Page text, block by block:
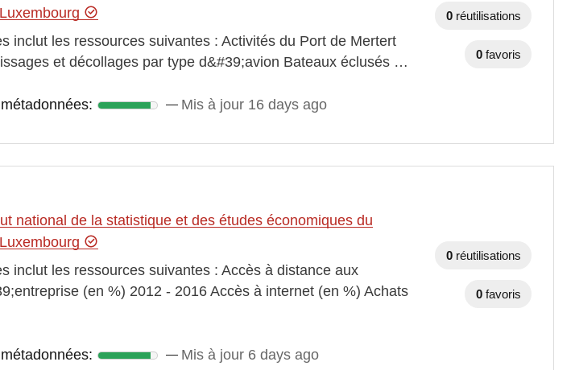
inclut les ressources suivantes : Activités du Port de Mertert
et décollages par type d&#39;avion Bateaux éclusés …
Mis à jour 16 days ago
0 réutilisations
0 favoris
national de la statistique et des études économiques du
inclut les ressources suivantes : Accès à distance aux
(en %) 2012 - 2016 Accès à internet (en %) Achats
Mis à jour 6 days ago
0 réutilisations
0 favoris